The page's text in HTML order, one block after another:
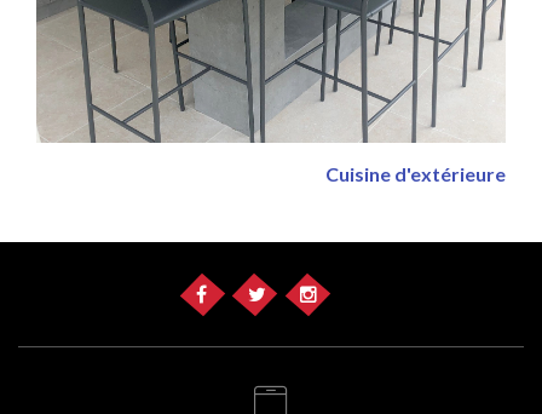
Cuisine d'extérieure